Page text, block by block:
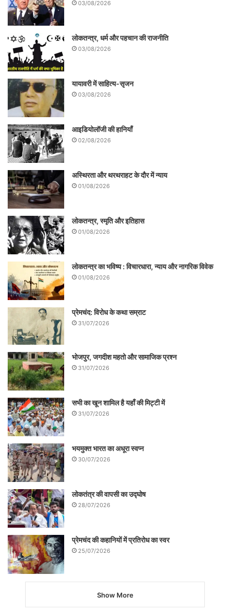
03/08/2026
लोकतन्त्र, धर्म और पहचान की राजनीति
03/08/2026
यायावरी में साहित्य-सृजन
03/08/2026
आइडियोलॉजी की हानियाँ
02/08/2026
अस्थिरता और थरथराहट के दौर में न्याय
01/08/2026
लोकतन्त्र, स्मृति और इतिहास
01/08/2026
लोकतन्त्र का भविष्य : विचारधारा, न्याय और नागरिक विवेक
01/08/2026
प्रेमचंद: विरोध के कथा सम्राट
31/07/2026
भोजपुर, जगदीश महतो और सामाजिक प्रश्न
31/07/2026
सभी का खून शामिल है यहाँ की मिट्टी में
31/07/2026
भयमुक्त भारत का अधूरा स्वप्न
30/07/2026
लोकतंत्र की वापसी का उद्घोष
28/07/2026
प्रेमचंद की कहानियों में प्रतिरोध का स्वर
25/07/2026
Show More